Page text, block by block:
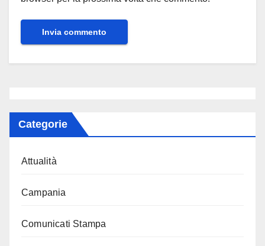
Categorie
Attualità
Campania
Comunicati Stampa